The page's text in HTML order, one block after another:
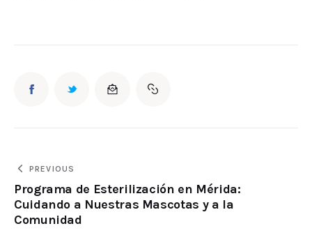
PREVIOUS
Programa de Esterilización en Mérida:
Cuidando a Nuestras Mascotas y a la
Comunidad